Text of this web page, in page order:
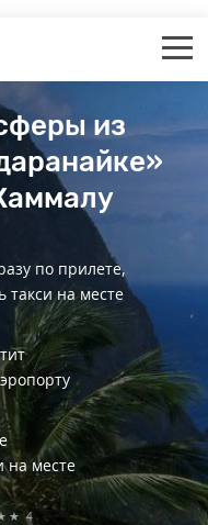
из
по прилете,
такси на месте
месте
4